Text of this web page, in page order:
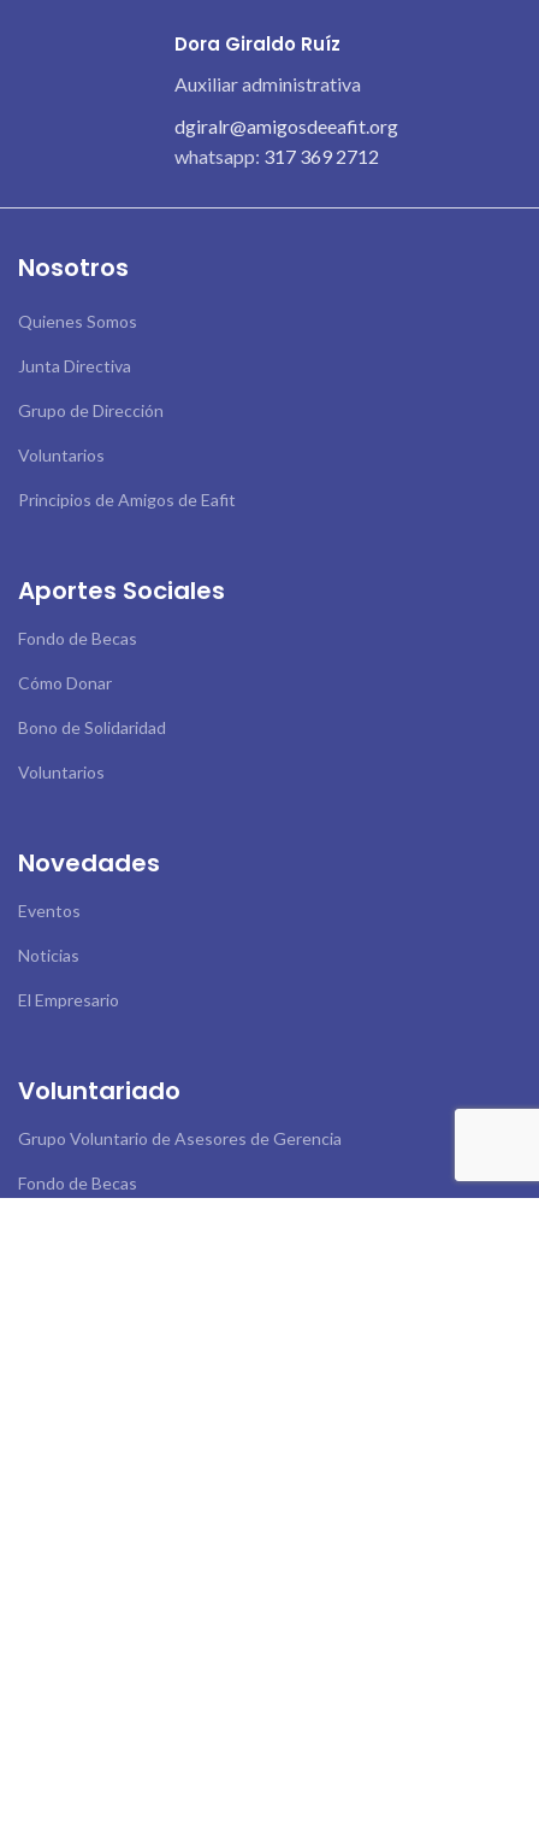
Dora Giraldo Ruíz
Auxiliar administrativa
dgiralr@amigosdeeafit.org
whatsapp: 317 369 2712
Nosotros
Quienes Somos
Junta Directiva
Grupo de Dirección
Voluntarios
Principios de Amigos de Eafit
Aportes Sociales
Fondo de Becas
Cómo Donar
Bono de Solidaridad
Voluntarios
Novedades
Eventos
Noticias
El Empresario
Voluntariado
Grupo Voluntario de Asesores de Gerencia
Fondo de Becas